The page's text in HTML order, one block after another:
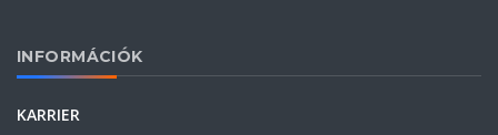
INFORMÁCIÓK
KARRIER